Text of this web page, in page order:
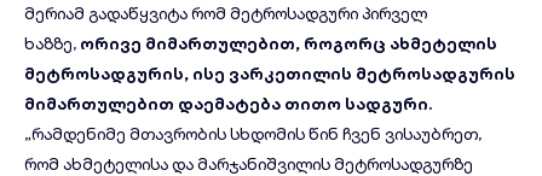
მერიამ გადაწყვიტა რომ მეტროსადგური პირველ
ხაზზე, ორივე მიმართულებით, როგორც ახმეტელის
მეტროსადგურის, ისე ვარკეთილის მეტროსადგურის
მიმართულებით დაემატება თითო სადგური.
„რამდენიმე მთავრობის სხდომის წინ ჩვენ ვისაუბრეთ,
რომ ახმეტელისა და მარჯანიშვილის მეტროსადგურზე